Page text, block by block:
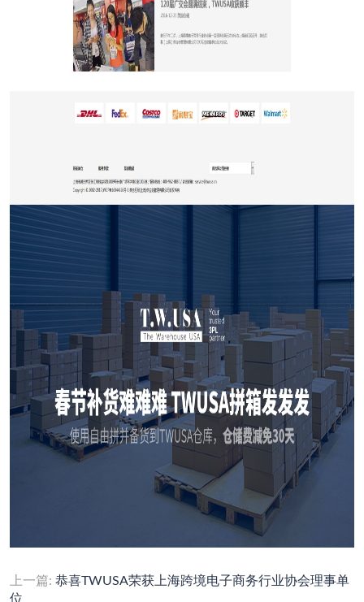
上一篇: 恭喜TWUSA荣获上海跨境电子商务行业协会理事单
位